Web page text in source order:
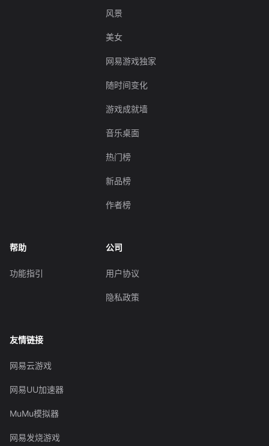
风景
美女
网易游戏独家
随时间变化
游戏成就墙
音乐桌面
热门榜
新品榜
作者榜
帮助
功能指引
公司
用户协议
隐私政策
友情链接
网易云游戏
网易UU加速器
MuMu模拟器
网易发烧游戏